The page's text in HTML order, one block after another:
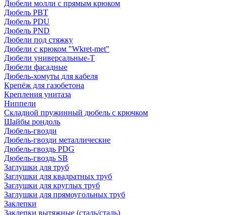
Дюбели молли с прямым крюком
Дюбель PBT
Дюбель PDU
Дюбель PND
Дюбели под стяжку
Дюбели с крюком "Wkret-met"
Дюбели универсальные-Т
Дюбели фасадные
Дюбель-хомуты для кабеля
Крепёж для газобетона
Крепления унитаза
Ниппели
Складной пружинный дюбель с крючком
Шайбы рондоль
Дюбель-гвозди
Дюбель-гвозди металлические
Дюбель-гвоздь PDG
Дюбель-гвоздь SB
Заглушки для труб
Заглушки для квадратных труб
Заглушки для круглых труб
Заглушки для прямоугольных труб
Заклепки
Заклепки вытяжные (сталь/сталь)